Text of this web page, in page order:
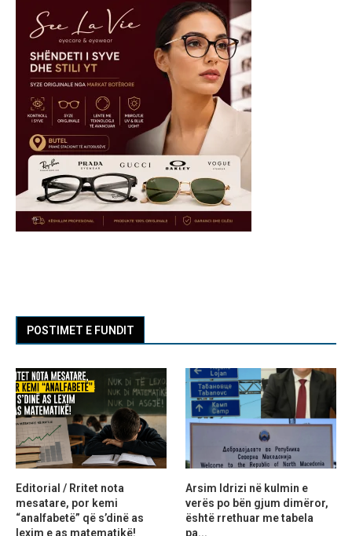
POSTIMET E FUNDIT
Editorial / Rritet nota
mesatare, por kemi
“analfabetë” që s’dinë as
lexim e as matematikë!
Arsim Idrizi në kulmin e
verës po bën gjum dimëror,
është rrethuar me tabela
pa...